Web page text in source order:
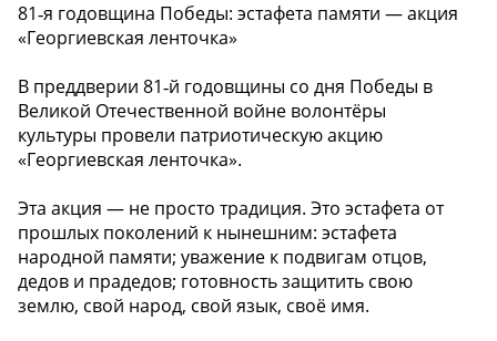
81‑я годовщина Победы: эстафета памяти — акция
«Георгиевская ленточка»
В преддверии 81‑й годовщины со дня Победы в
Великой Отечественной войне волонтёры
культуры провели патриотическую акцию
«Георгиевская ленточка».
Эта акция — не просто традиция. Это эстафета от
прошлых поколений к нынешним: эстафета
народной памяти; уважение к подвигам отцов,
дедов и прадедов; готовность защитить свою
землю, свой народ, свой язык, своё имя.